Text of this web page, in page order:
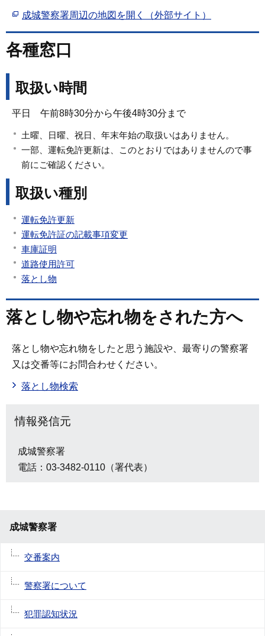
成城警察署周辺の地図を開く（外部サイト）
各種窓口
取扱い時間
平日 午前8時30分から午後4時30分まで
土曜、日曜、祝日、年末年始の取扱いはありません。
一部、運転免許更新は、このとおりではありませんので事
前にご確認ください。
取扱い種別
運転免許更新
運転免許証の記載事項変更
車庫証明
道路使用許可
落とし物
落とし物や忘れ物をされた方へ
落とし物や忘れ物をしたと思う施設や、最寄りの警察署
又は交番等にお問合わせください。
落とし物検索
情報発信元
成城警察署
電話：03-3482-0110（署代表）
成城警察署
交番案内
警察署について
犯罪認知状況